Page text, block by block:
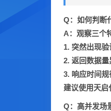
Q：如何判断
A：观察三个
1. 突然出现
2. 返回数据
3. 响应时间
建议使用天启
Q：高并发场